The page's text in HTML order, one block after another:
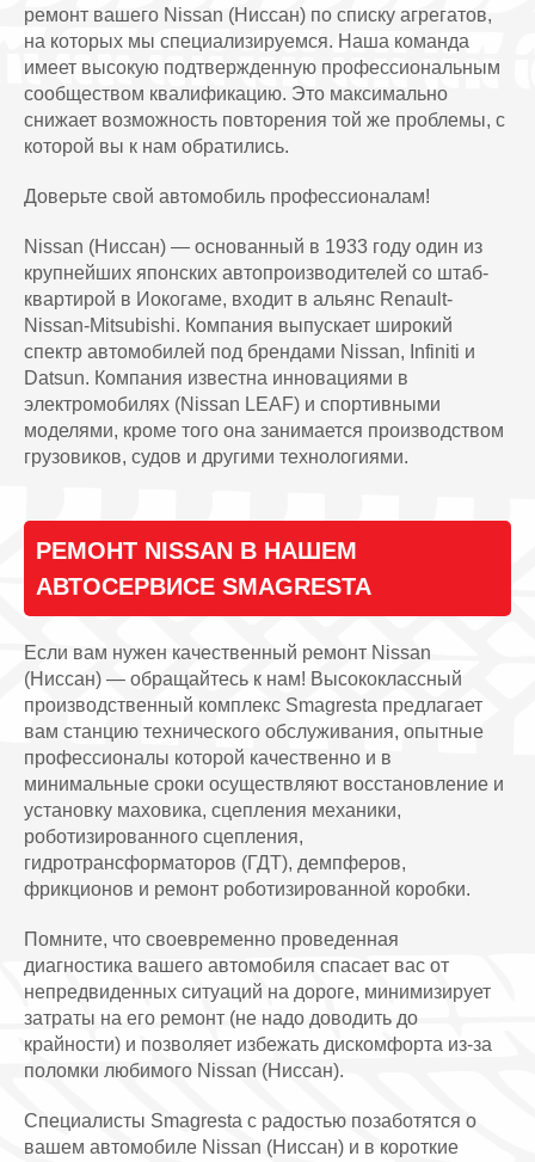
ремонт вашего Nissan (Ниссан) по списку агрегатов,
на которых мы специализируемся. Наша команда
имеет высокую подтвержденную профессиональным
сообществом квалификацию. Это максимально
снижает возможность повторения той же проблемы, с
которой вы к нам обратились.
Доверьте свой автомобиль профессионалам!
Nissan (Ниссан) — основанный в 1933 году один из
крупнейших японских автопроизводителей со штаб-
квартирой в Иокогаме, входит в альянс Renault-
Nissan-Mitsubishi. Компания выпускает широкий
спектр автомобилей под брендами Nissan, Infiniti и
Datsun. Компания известна инновациями в
электромобилях (Nissan LEAF) и спортивными
моделями, кроме того она занимается производством
грузовиков, судов и другими технологиями.
РЕМОНТ NISSAN В НАШЕМ
АВТОСЕРВИСЕ SMAGRESTA
Если вам нужен качественный ремонт Nissan
(Ниссан) — обращайтесь к нам! Высококлассный
производственный комплекс Smagresta предлагает
вам станцию технического обслуживания, опытные
профессионалы которой качественно и в
минимальные сроки осуществляют восстановление и
установку маховика, сцепления механики,
роботизированного сцепления,
гидротрансформаторов (ГДТ), демпферов,
фрикционов и ремонт роботизированной коробки.
Помните, что своевременно проведенная
диагностика вашего автомобиля спасает вас от
непредвиденных ситуаций на дороге, минимизирует
затраты на его ремонт (не надо доводить до
крайности) и позволяет избежать дискомфорта из-за
поломки любимого Nissan (Ниссан).
Специалисты Smagresta с радостью позаботятся о
вашем автомобиле Nissan (Ниссан) и в короткие